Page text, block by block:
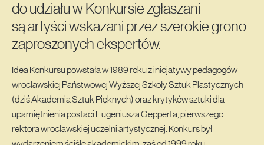
do udziału w Konkursie zgłaszani
są artyści wskazani przez szerokie grono
zaproszonych ekspertów.
Idea Konkursu powstała w 1989 roku z inicjatywy pedagogów
wrocławskiej Państwowej Wyższej Szkoły Sztuk Plastycznych
(dziś Akademia Sztuk Pięknych) oraz krytyków sztuki dla
upamiętnienia postaci Eugeniusza Gepperta, pierwszego
rektora wrocławskiej uczelni artystycznej. Konkurs był